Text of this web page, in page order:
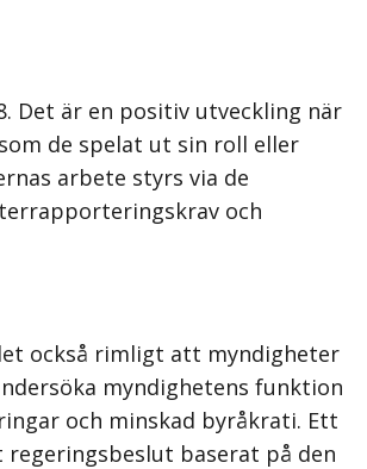
Det är en positiv utveckling när
de spelat ut sin roll eller
arbete styrs via de
och
också rimligt att myndigheter
myndighetens funktion
och minskad byråkrati. Ett
baserat på den